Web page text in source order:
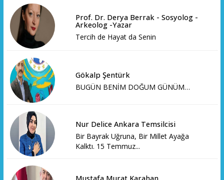
Prof. Dr. Derya Berrak - Sosyolog -
Arkeolog -Yazar
Tercih de Hayat da Senin
Gökalp Şentürk
BUGÜN BENİM DOĞUM GÜNÜM…
Nur Delice Ankara Temsilcisi
Bir Bayrak Uğruna, Bir Millet Ayağa
Kalktı. 15 Temmuz...
Mustafa Murat Karahan